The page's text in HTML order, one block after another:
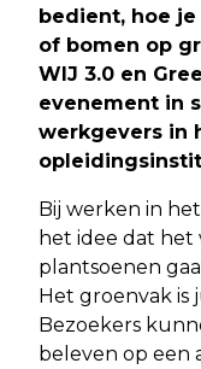
bedient, hoe
of bomen op
WIJ 3.0 en
evenement in
werkgevers in
Bij werken in
het idee dat het
plantsoenen
Het groenvak is
Bezoekers
beleven op een